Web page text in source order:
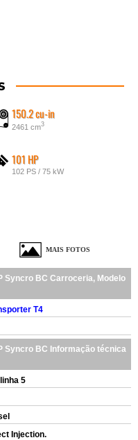
150.2 cu-in
2461 cm3
101 HP
102 PS / 75 kW
MAIS FOTOS
Syncro BC Carroceria, Modelo
T4
Syncro BC Informação técnica
5
Injection.